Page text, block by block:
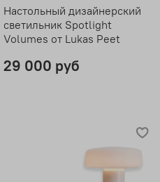
Настольный дизайнерский
светильник Spotlight
Volumes от Lukas Peet
29 000 руб